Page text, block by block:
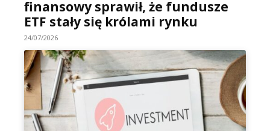
finansowy sprawił, że fundusze
ETF stały się królami rynku
24/07/2026